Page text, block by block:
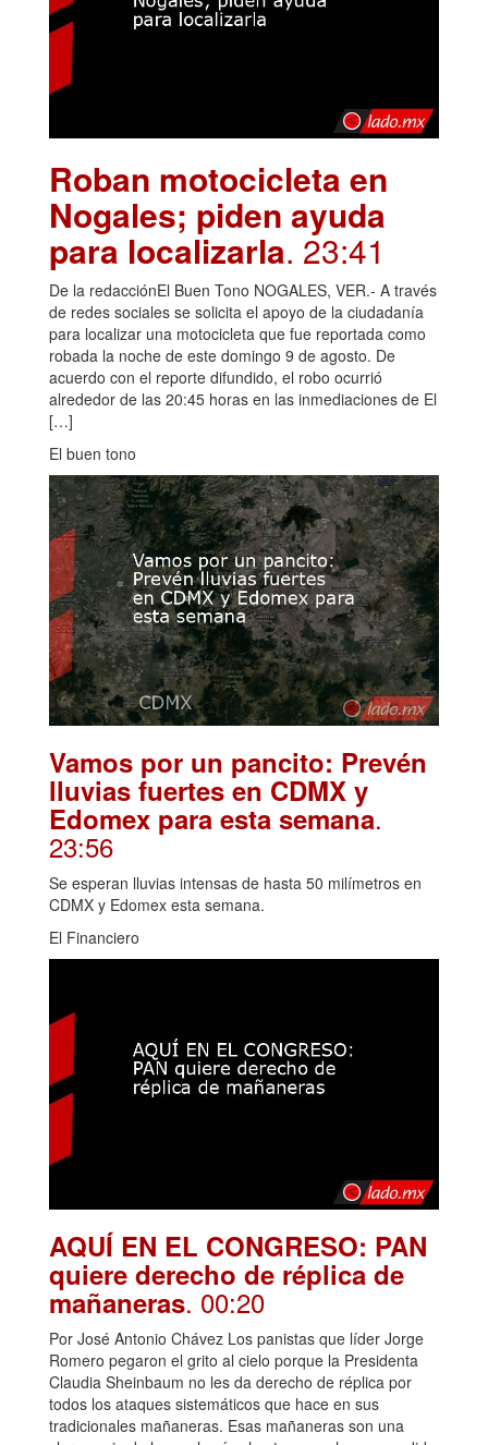
Roban motocicleta en
Nogales; piden ayuda
para localizarla. 23:41
De la redacciónEl Buen Tono NOGALES, VER.- A través
de redes sociales se solicita el apoyo de la ciudadanía
para localizar una motocicleta que fue reportada como
robada la noche de este domingo 9 de agosto. De
acuerdo con el reporte difundido, el robo ocurrió
alrededor de las 20:45 horas en las inmediaciones de El
[…]
El buen tono
Vamos por un pancito: Prevén
lluvias fuertes en CDMX y
Edomex para esta semana.
23:56
Se esperan lluvias intensas de hasta 50 milímetros en
CDMX y Edomex esta semana.
El Financiero
AQUÍ EN EL CONGRESO: PAN
quiere derecho de réplica de
mañaneras. 00:20
Por José Antonio Chávez Los panistas que líder Jorge
Romero pegaron el grito al cielo porque la Presidenta
Claudia Sheinbaum no les da derecho de réplica por
todos los ataques sistemáticos que hace en sus
tradicionales mañaneras. Esas mañaneras son una